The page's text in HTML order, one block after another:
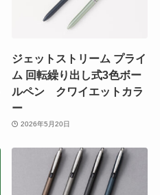
ジェットストリーム プライ
ム 回転繰り出し式3色ボー
ルペン クワイエットカラ
ー
2026年5月20日